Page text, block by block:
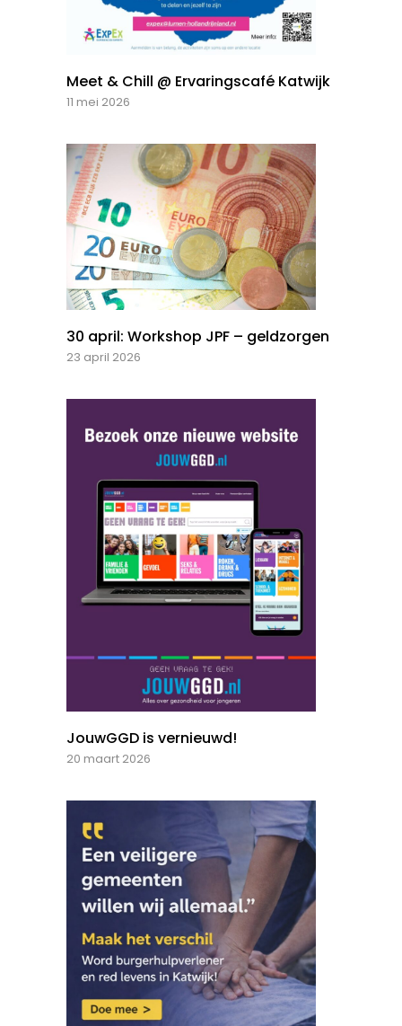
Meet & Chill @ Ervaringscafé Katwijk
11 mei 2026
30 april: Workshop JPF – geldzorgen
23 april 2026
JouwGGD is vernieuwd!
20 maart 2026